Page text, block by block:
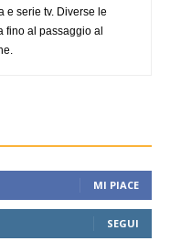
e serie tv. Diverse le
fino al passaggio al
MI PIACE
SEGUI